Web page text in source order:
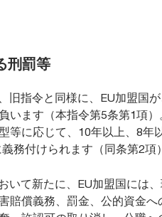
刑罰等
旧指令と同様に、EU加盟国
います（本指令第5条第1項
等に応じて、10年以上、8年
務付けられます（同条第2項
いて新たに、EU加盟国には
賠償義務、罰金、公的資金